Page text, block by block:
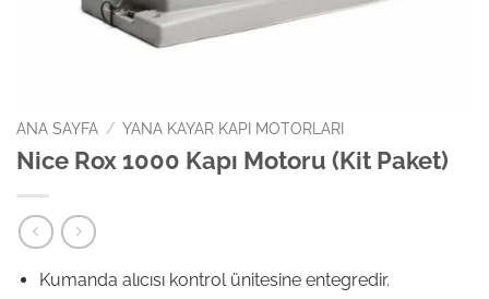
ANA SAYFA / YANA KAYAR KAPI MOTORLARI
Nice Rox 1000 Kapı Motoru (Kit Paket)
Kumanda alıcısı kontrol ünitesine entegredir.